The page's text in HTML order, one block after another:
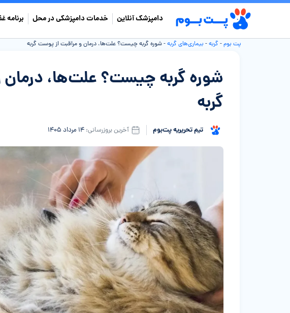
دامپزشک آنلاین خدمات دامپزشکی در محل برنامه
پت بوم-گربه- بیماری‌های گربه-شوره گربه چیست؟ علت‌ها، درمان و مراقبت از پوست گربه
شوره گربه چیست؟ علت‌ها،
گربه
تیم تحریریه پت‌بوم آخرین بروزرسانی: ۱۴ مرداد ۱۴۰۵